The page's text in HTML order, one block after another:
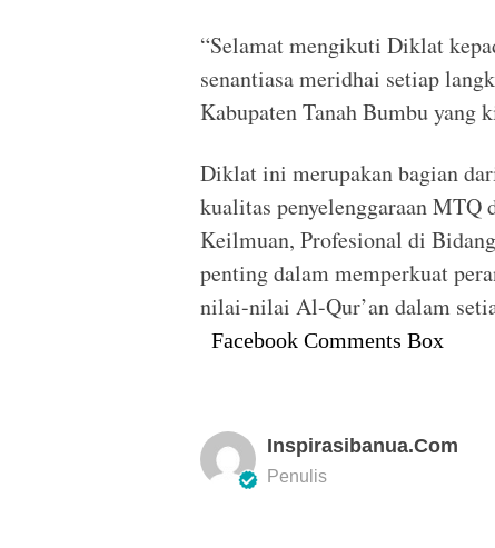
“Selamat mengikuti Diklat
senantiasa meridhai setiap
Kabupaten Tanah Bumbu yang
Diklat ini merupakan bagian
kualitas penyelenggaraan MTQ
Keilmuan, Profesional di
penting dalam memperkuat
nilai-nilai Al-Qur’an dalam
Facebook Comments Box
Inspirasibanua.com
Penulis